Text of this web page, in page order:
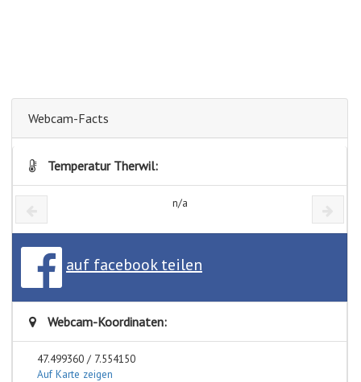
Webcam-Facts
Temperatur Therwil:
n/a
auf facebook teilen
Webcam-Koordinaten:
47.499360 / 7.554150
Auf Karte zeigen